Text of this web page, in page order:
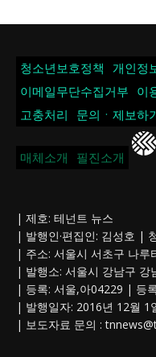
청소년보호정책 개인정
이메일무단수집거부
이
고충처리
문의ㆍ제보하
매체소개 필진소개
| 제호: 테넌트 뉴스
| 발행인·편집인: 김성호 |
| 주소: 서울시 서초구 나루
| 발행소: 서울시 강남구 강
| 등록: 서울,아04229 | 등
| 발행일자: 2016년 12월
| 보도자료 문의 :